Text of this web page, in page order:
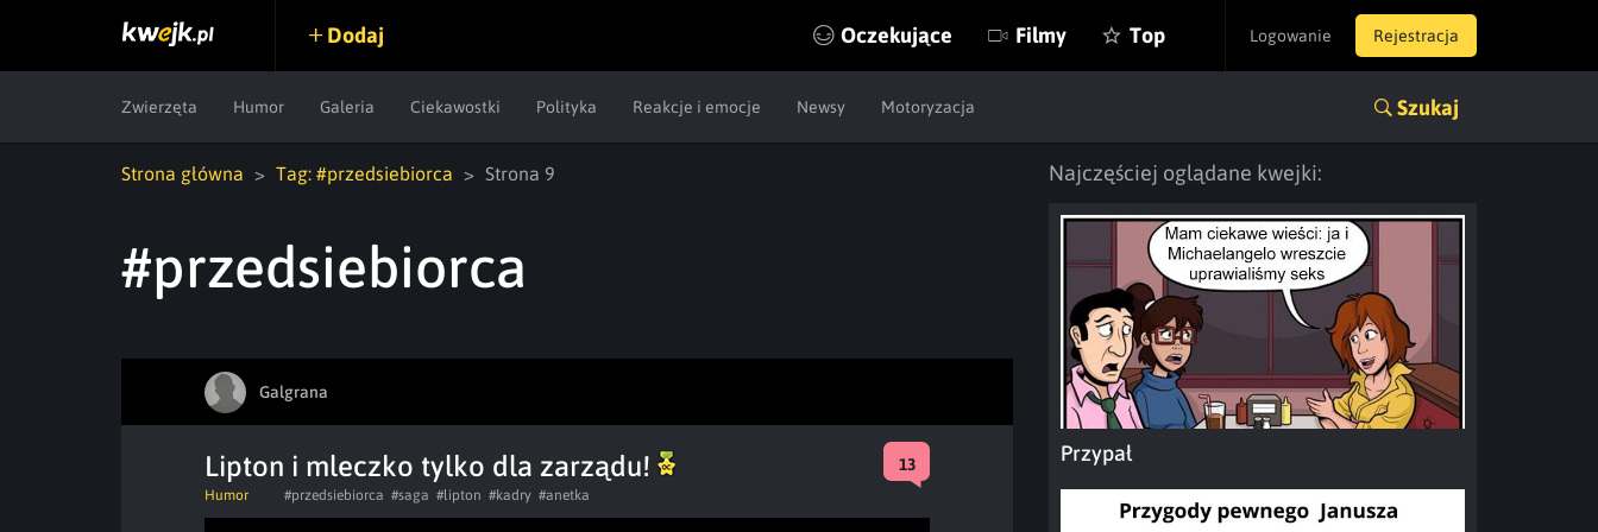
Logowanie Rejestracja
Dodaj Oczekujące Filmy Top
Zwierzęta Humor Galeria Ciekawostki Polityka Reakcje i emocje Newsy Motoryzacja Szukaj
Strona główna Tag: #przedsiebiorca Strona 9
#przedsiebiorca
Galgrana
Lipton i mleczko tylko dla zarządu! 13
Humor #przedsiebiorca #saga #lipton #kadry #anetka
Najczęściej oglądane kwejki:
Przypał